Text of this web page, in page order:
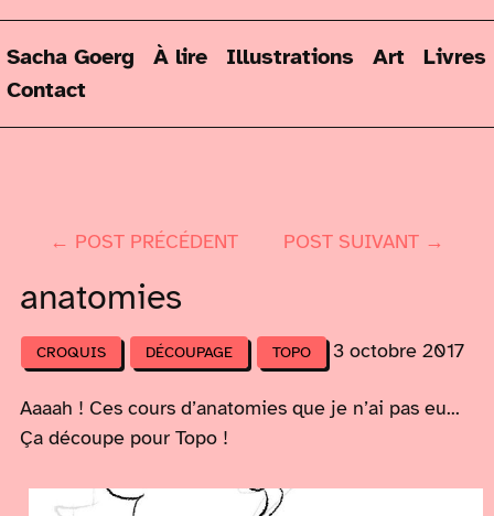
Sacha Goerg À lire Illustrations Art
Livres
Contact
← POST PRÉCÉDENT POST SUIVANT →
anatomies
CROQUIS DÉCOUPAGE TOPO 3 octobre 2017
Aaaah ! Ces cours d’anatomies que je n’ai pas eu...
Ça découpe pour Topo !